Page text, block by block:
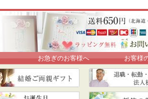
お急ぎのお客様へ お客様